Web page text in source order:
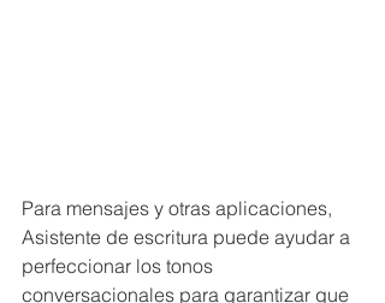
Para mensajes y otras aplicaciones,
Asistente de escritura puede ayudar a
perfeccionar los tonos
conversacionales para garantizar que